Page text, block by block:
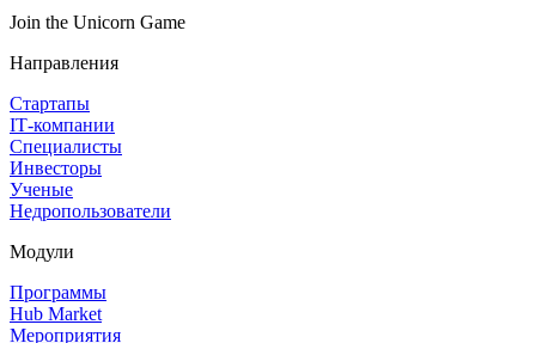
Join the Unicorn Game
Направления
Стартапы
IT‑компании
Специалисты
Инвесторы
Ученые
Недропользователи
Модули
Программы
Hub Market
Мероприятия